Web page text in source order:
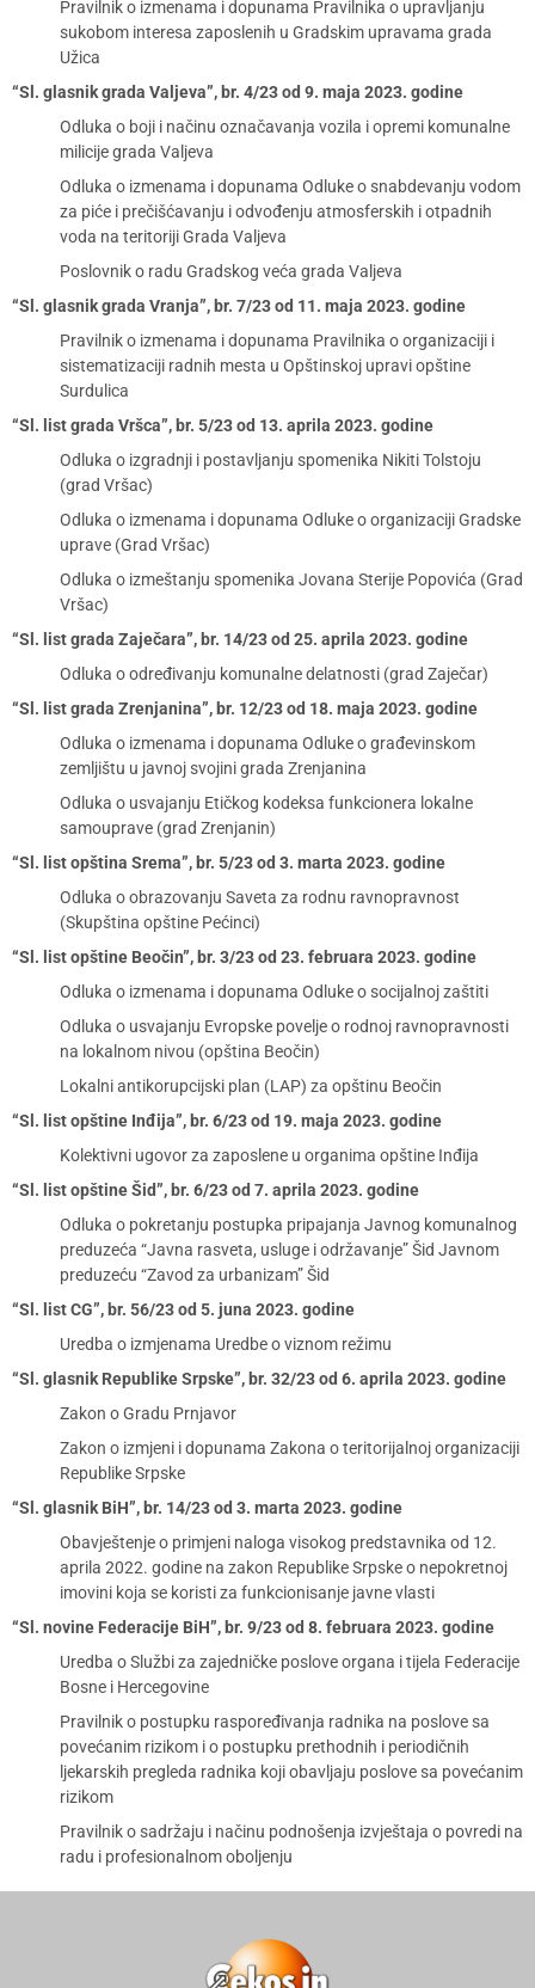
Pravilnik o izmenama i dopunama Pravilnika o upravljanju
sukobom interesa zaposlenih u Gradskim upravama grada
Užica
“Sl. glasnik grada Valjeva”, br. 4/23 od 9. maja 2023. godine
Odluka o boji i načinu označavanja vozila i opremi komunalne
milicije grada Valjeva
Odluka o izmenama i dopunama Odluke o snabdevanju vodom
za piće i prečišćavanju i odvođenju atmosferskih i otpadnih
voda na teritoriji Grada Valjeva
Poslovnik o radu Gradskog veća grada Valjeva
“Sl. glasnik grada Vranja”, br. 7/23 od 11. maja 2023. godine
Pravilnik o izmenama i dopunama Pravilnika o organizaciji i
sistematizaciji radnih mesta u Opštinskoj upravi opštine
Surdulica
“Sl. list grada Vršca”, br. 5/23 od 13. aprila 2023. godine
Odluka o izgradnji i postavljanju spomenika Nikiti Tolstoju
(grad Vršac)
Odluka o izmenama i dopunama Odluke o organizaciji Gradske
uprave (Grad Vršac)
Odluka o izmeštanju spomenika Jovana Sterije Popovića (Grad
Vršac)
“Sl. list grada Zaječara”, br. 14/23 od 25. aprila 2023. godine
Odluka o određivanju komunalne delatnosti (grad Zaječar)
“Sl. list grada Zrenjanina”, br. 12/23 od 18. maja 2023. godine
Odluka o izmenama i dopunama Odluke o građevinskom
zemljištu u javnoj svojini grada Zrenjanina
Odluka o usvajanju Etičkog kodeksa funkcionera lokalne
samouprave (grad Zrenjanin)
“Sl. list opština Srema”, br. 5/23 od 3. marta 2023. godine
Odluka o obrazovanju Saveta za rodnu ravnopravnost
(Skupština opštine Pećinci)
“Sl. list opštine Beočin”, br. 3/23 od 23. februara 2023. godine
Odluka o izmenama i dopunama Odluke o socijalnoj zaštiti
Odluka o usvajanju Evropske povelje o rodnoj ravnopravnosti
na lokalnom nivou (opština Beočin)
Lokalni antikorupcijski plan (LAP) za opštinu Beočin
“Sl. list opštine Inđija”, br. 6/23 od 19. maja 2023. godine
Kolektivni ugovor za zaposlene u organima opštine Inđija
“Sl. list opštine Šid”, br. 6/23 od 7. aprila 2023. godine
Odluka o pokretanju postupka pripajanja Javnog komunalnog
preduzeća “Javna rasveta, usluge i održavanje” Šid Javnom
preduzeću “Zavod za urbanizam” Šid
“Sl. list CG”, br. 56/23 od 5. juna 2023. godine
Uredba o izmjenama Uredbe o viznom režimu
“Sl. glasnik Republike Srpske”, br. 32/23 od 6. aprila 2023. godine
Zakon o Gradu Prnjavor
Zakon o izmjeni i dopunama Zakona o teritorijalnoj organizaciji
Republike Srpske
“Sl. glasnik BiH”, br. 14/23 od 3. marta 2023. godine
Obavještenje o primjeni naloga visokog predstavnika od 12.
aprila 2022. godine na zakon Republike Srpske o nepokretnoj
imovini koja se koristi za funkcionisanje javne vlasti
“Sl. novine Federacije BiH”, br. 9/23 od 8. februara 2023. godine
Uredba o Službi za zajedničke poslove organa i tijela Federacije
Bosne i Hercegovine
Pravilnik o postupku raspoređivanja radnika na poslove sa
povećanim rizikom i o postupku prethodnih i periodičnih
ljekarskih pregleda radnika koji obavljaju poslove sa povećanim
rizikom
Pravilnik o sadržaju i načinu podnošenja izvještaja o povredi na
radu i profesionalnom oboljenju